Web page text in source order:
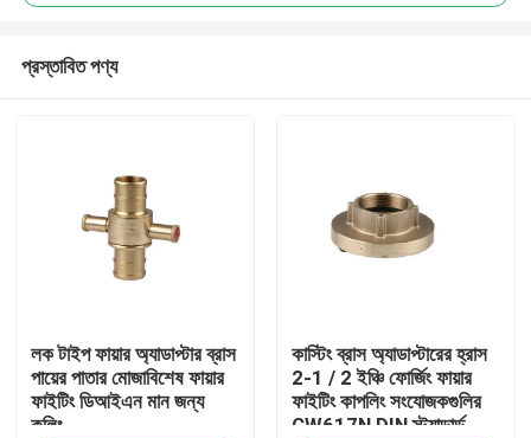
প্রস্তাবিত পণ্য
লক টাইপ ফায়ার অ্যাডাপ্টার ব্রাস
পায়ের পাতার মোজাবিশেষ ফায়ার
ফাইটিং ডিআইএন মান জন্য
কুলিং
কাস্টিং ব্রাস অ্যাডাপ্টারের হ্রাস
2-1 / 2 ইঞ্চি ফোর্জিং ফায়ার
ফাইটিং কাপলিং সংযোজকগুলির
CW617N DIN স্ট্যান্ডার্ড